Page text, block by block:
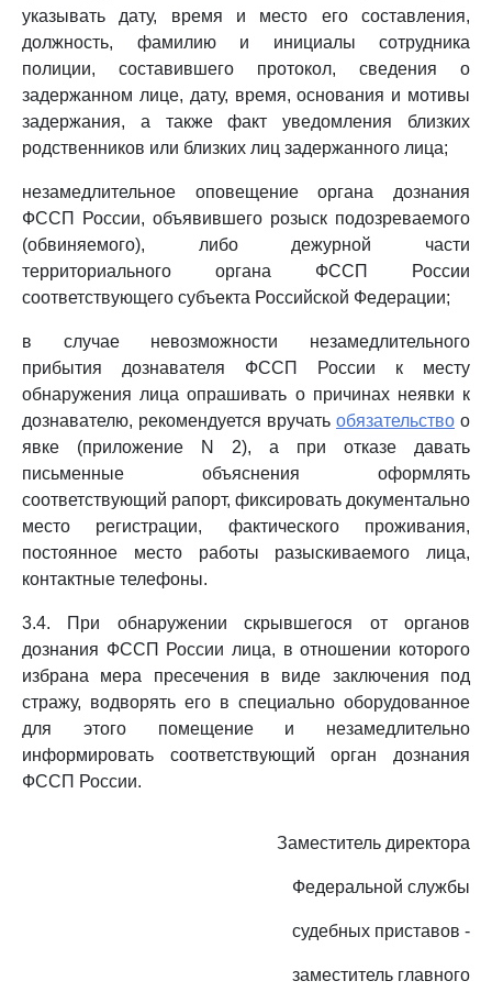
указывать дату, время и место его составления,
должность, фамилию и инициалы сотрудника
полиции, составившего протокол, сведения о
задержанном лице, дату, время, основания и мотивы
задержания, а также факт уведомления близких
родственников или близких лиц задержанного лица;
незамедлительное оповещение органа дознания
ФССП России, объявившего розыск подозреваемого
(обвиняемого), либо дежурной части
территориального органа ФССП России
соответствующего субъекта Российской Федерации;
в случае невозможности незамедлительного
прибытия дознавателя ФССП России к месту
обнаружения лица опрашивать о причинах неявки к
дознавателю, рекомендуется вручать обязательство о
явке (приложение N 2), а при отказе давать
письменные объяснения оформлять
соответствующий рапорт, фиксировать документально
место регистрации, фактического проживания,
постоянное место работы разыскиваемого лица,
контактные телефоны.
3.4. При обнаружении скрывшегося от органов
дознания ФССП России лица, в отношении которого
избрана мера пресечения в виде заключения под
стражу, водворять его в специально оборудованное
для этого помещение и незамедлительно
информировать соответствующий орган дознания
ФССП России.
Заместитель директора
Федеральной службы
судебных приставов -
заместитель главного